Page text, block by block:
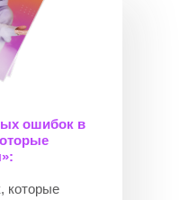
ошибок в
которые